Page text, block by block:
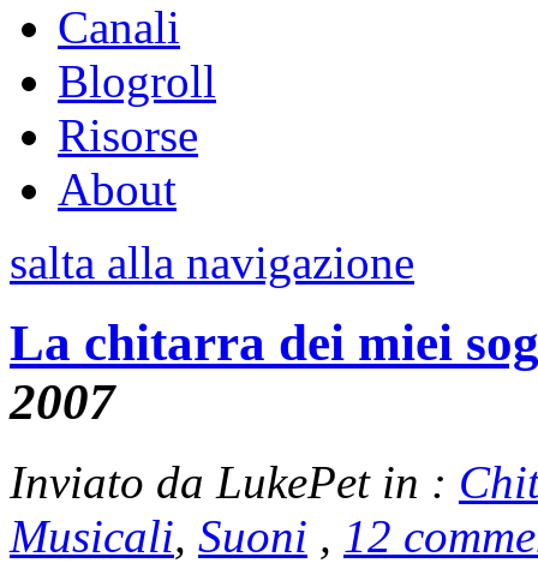
Canali
Blogroll
Risorse
About
salta alla navigazione
La chitarra dei miei
2007
Inviato da LukePet in :
Musicali, Suoni , 12